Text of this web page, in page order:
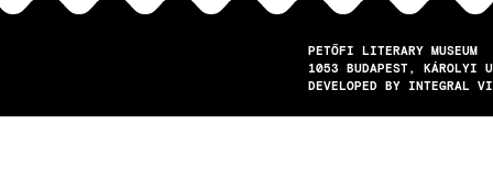
PETŐFI LITERARY MUSEUM
1053
BUDAPEST
KÁROLYI
DEVELOPED BY INTEGRAL